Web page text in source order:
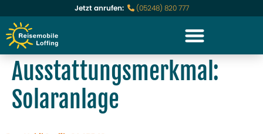
Jetzt anrufen: (05248) 820 777
Ausstattungsmerkmal:
Solaranlage